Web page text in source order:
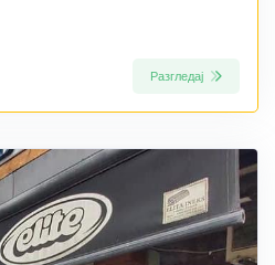
Разгледај